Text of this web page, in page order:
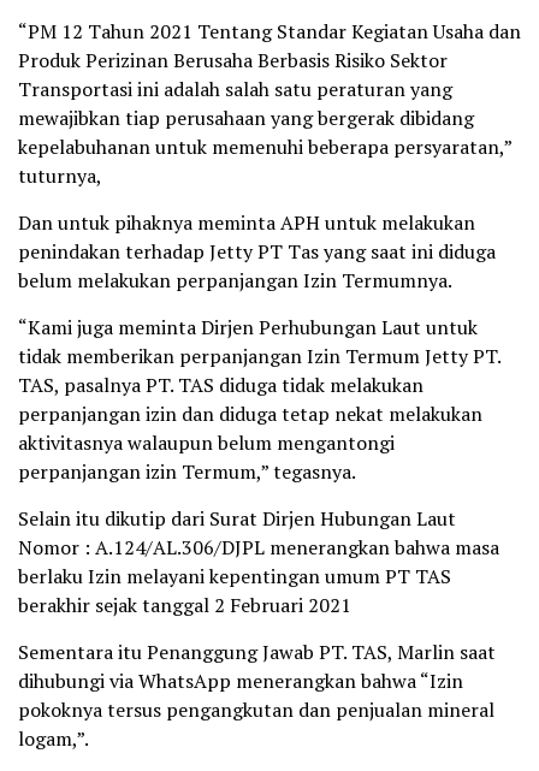
“PM 12 Tahun 2021 Tentang Standar Kegiatan Usaha dan
Produk Perizinan Berusaha Berbasis Risiko Sektor
Transportasi ini adalah salah satu peraturan yang
mewajibkan tiap perusahaan yang bergerak dibidang
kepelabuhanan untuk memenuhi beberapa persyaratan,”
tuturnya,
Dan untuk pihaknya meminta APH untuk melakukan
penindakan terhadap Jetty PT Tas yang saat ini diduga
belum melakukan perpanjangan Izin Termumnya.
“Kami juga meminta Dirjen Perhubungan Laut untuk
tidak memberikan perpanjangan Izin Termum Jetty PT.
TAS, pasalnya PT. TAS diduga tidak melakukan
perpanjangan izin dan diduga tetap nekat melakukan
aktivitasnya walaupun belum mengantongi
perpanjangan izin Termum,” tegasnya.
Selain itu dikutip dari Surat Dirjen Hubungan Laut
Nomor : A.124/AL.306/DJPL menerangkan bahwa masa
berlaku Izin melayani kepentingan umum PT TAS
berakhir sejak tanggal 2 Februari 2021
Sementara itu Penanggung Jawab PT. TAS, Marlin saat
dihubungi via WhatsApp menerangkan bahwa “Izin
pokoknya tersus pengangkutan dan penjualan mineral
logam,”.